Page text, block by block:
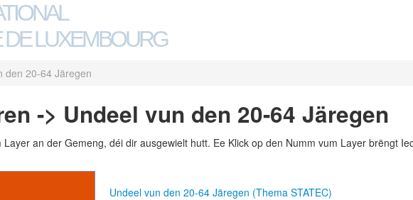
LUXEMBOURG
den 20-64 Järegen
-> Undeel vun den 20-64 Järegen
an der Gemeng, déi dir ausgewielt hutt. Ee Klick op den Numm vum Layer brëngt
Undeel vun den 20-64 Järegen (Thema STATEC)